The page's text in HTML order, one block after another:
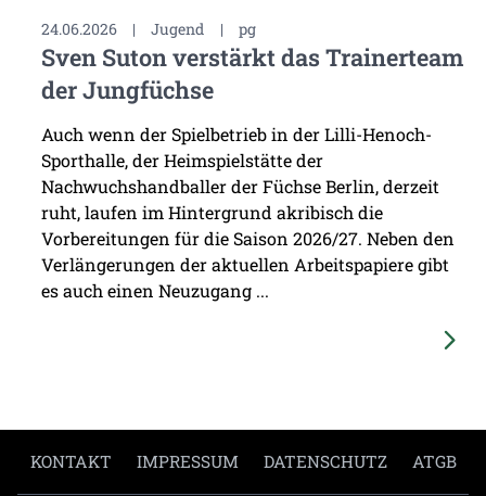
24.06.2026 | Jugend | pg
Sven Suton verstärkt das Trainerteam
der Jungfüchse
Auch wenn der Spielbetrieb in der Lilli-Henoch-
Sporthalle, der Heimspielstätte der
Nachwuchshandballer der Füchse Berlin, derzeit
ruht, laufen im Hintergrund akribisch die
Vorbereitungen für die Saison 2026/27. Neben den
Verlängerungen der aktuellen Arbeitspapiere gibt
es auch einen Neuzugang ...
KONTAKT IMPRESSUM DATENSCHUTZ ATGB